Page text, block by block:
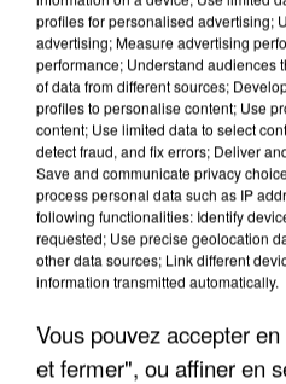
LES INTERVIEWS
FRANCE
ENFOIRÉS"
profiles for personalised advertising;
advertising; Measure advertising
performance; Understand audiences
of data from different sources;
profiles to personalise content; Use
content; Use limited data to select
detect fraud, and fix errors; Deliver
Save and communicate privacy
process personal data such as IP
following functionalities: Identify
requested; Use precise geolocation
other data sources; Link different
information transmitted automatically.
Vous pouvez accepter
et fermer", ou affiner en